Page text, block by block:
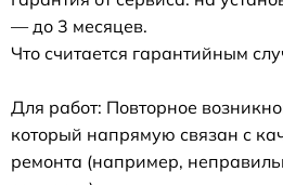
— до 3 месяцев.
Что считается гарантийным
Для работ: Повторное
который напрямую связан с
ремонта (например,